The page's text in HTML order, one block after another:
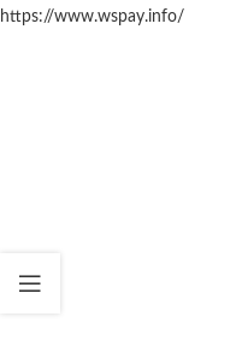
https://www.wspay.info/